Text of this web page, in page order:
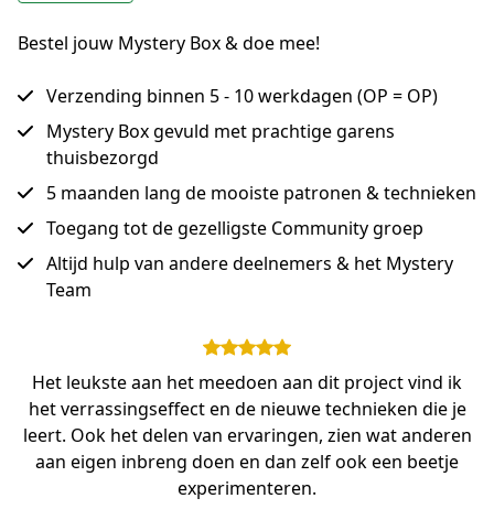
Bestel jouw Mystery Box & doe mee!
Verzending binnen 5 - 10 werkdagen (OP = OP)
Mystery Box gevuld met prachtige garens
thuisbezorgd
5 maanden lang de mooiste patronen & technieken
Toegang tot de gezelligste Community groep
Altijd hulp van andere deelnemers & het Mystery
Team
Het leukste aan het meedoen aan dit project vind ik
het verrassingseffect en de nieuwe technieken die je
leert. Ook het delen van ervaringen, zien wat anderen
aan eigen inbreng doen en dan zelf ook een beetje
experimenteren.